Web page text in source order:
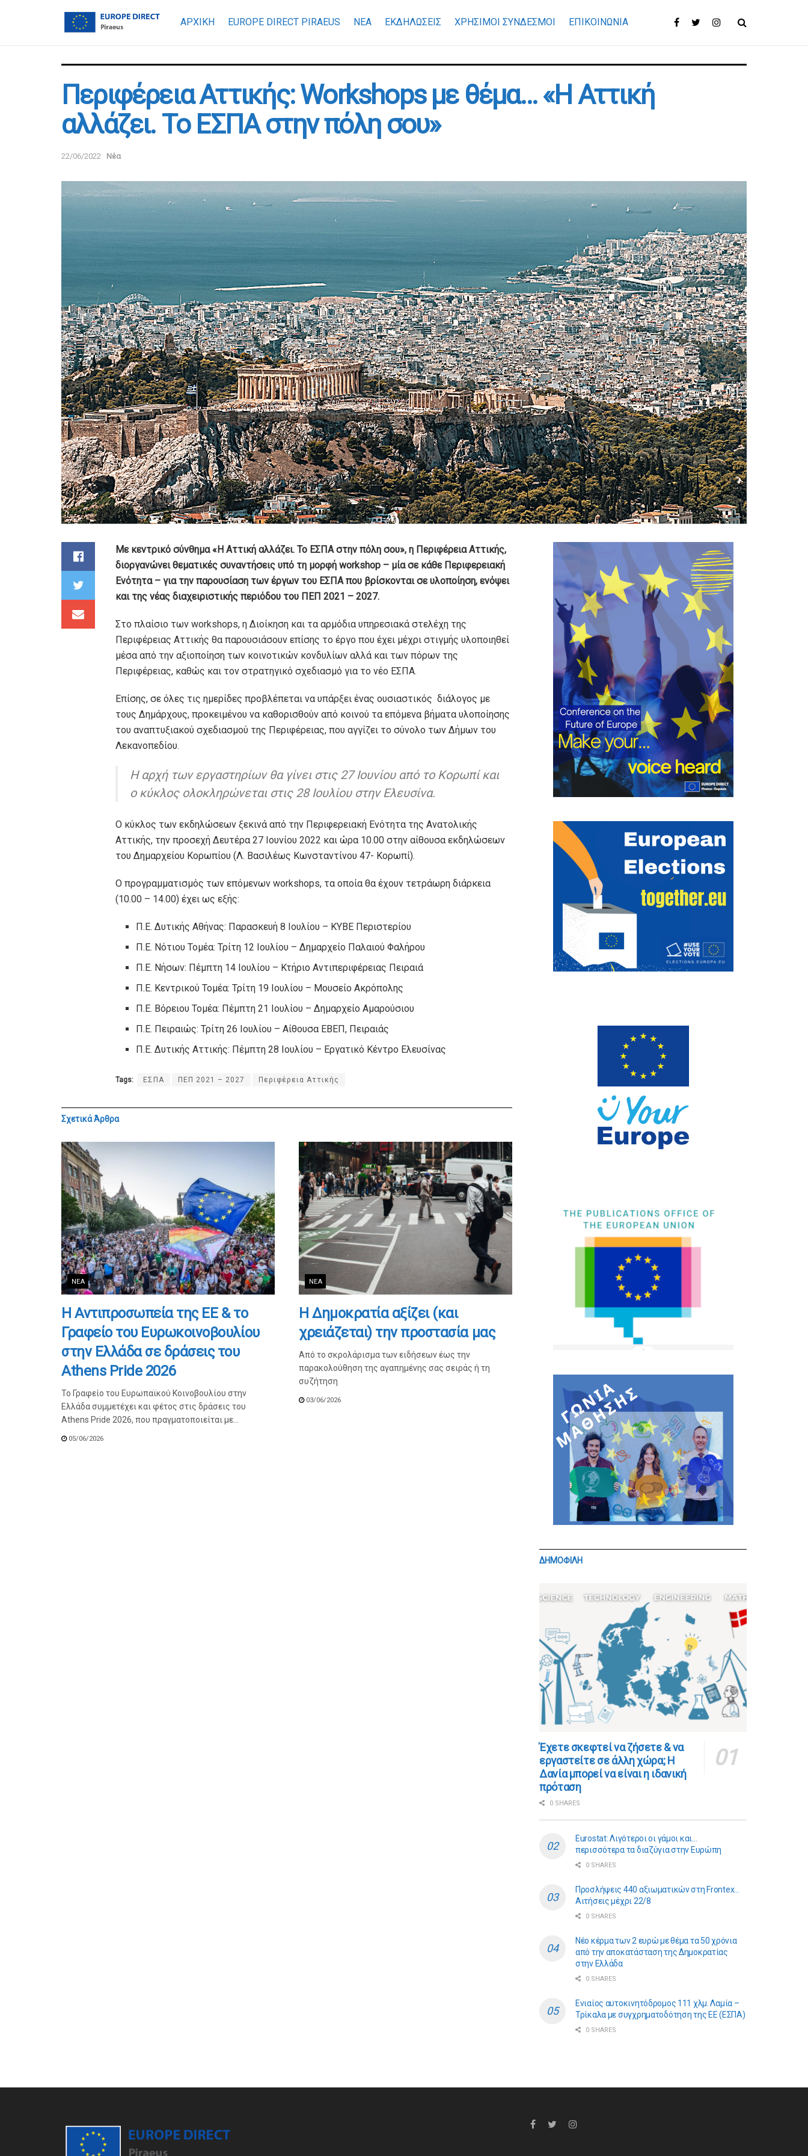
ΑΡΧΙΚΗ EUROPE DIRECT PIRAEUS ΝΕΑ ΕΚΔΗΛΩΣΕΙΣ ΧΡΉΣΙΜΟΙ ΣΎΝΔΕΣΜΟΙ ΕΠΙΚΟΙΝΩΝΊΑ
Περιφέρεια Αττικής: Workshops με θέμα… «Η Αττική
αλλάζει. Το ΕΣΠΑ στην πόλη σου»
22/06/2022 Νέα
Με κεντρικό σύνθημα «Η Αττική αλλάζει. Το ΕΣΠΑ στην πόλη σου», η Περιφέρεια Αττικής,
διοργανώνει θεματικές συναντήσεις υπό τη μορφή workshop – μία σε κάθε Περιφερειακή
Ενότητα – για την παρουσίαση των έργων του ΕΣΠΑ που βρίσκονται σε υλοποίηση, ενόψει
και της νέας διαχειριστικής περιόδου του ΠΕΠ 2021 – 2027.
Στο πλαίσιο των workshops, η Διοίκηση και τα αρμόδια υπηρεσιακά στελέχη της
Περιφέρειας Αττικής θα παρουσιάσουν επίσης το έργο που έχει μέχρι στιγμής υλοποιηθεί
μέσα από την αξιοποίηση των κοινοτικών κονδυλίων αλλά και των πόρων της
Περιφέρειας, καθώς και τον στρατηγικό σχεδιασμό για το νέο ΕΣΠΑ.
Επίσης, σε όλες τις ημερίδες προβλέπεται να υπάρξει ένας ουσιαστικός διάλογος με
τους Δημάρχους, προκειμένου να καθορισθούν από κοινού τα επόμενα βήματα υλοποίησης
του αναπτυξιακού σχεδιασμού της Περιφέρειας, που αγγίζει το σύνολο των Δήμων του
Λεκανοπεδίου.
H αρχή των εργαστηρίων θα γίνει στις 27 Ιουνίου από το Κορωπί και
ο κύκλος ολοκληρώνεται στις 28 Ιουλίου στην Ελευσίνα.
Ο κύκλος των εκδηλώσεων ξεκινά από την Περιφερειακή Ενότητα της Ανατολικής
Αττικής, την προσεχή Δευτέρα 27 Ιουνίου 2022 και ώρα 10.00 στην αίθουσα εκδηλώσεων
του Δημαρχείου Κορωπίου (Λ. Βασιλέως Κωνσταντίνου 47- Κορωπί).
Ο προγραμματισμός των επόμενων workshops, τα οποία θα έχουν τετράωρη διάρκεια
(10.00 – 14.00) έχει ως εξής:
Π.Ε. Δυτικής Αθήνας: Παρασκευή 8 Ιουλίου – ΚΥΒΕ Περιστερίου
Π.Ε. Νότιου Τομέα: Τρίτη 12 Ιουλίου – Δημαρχείο Παλαιού Φαλήρου
Π.Ε. Νήσων: Πέμπτη 14 Ιουλίου – Κτήριο Αντιπεριφέρειας Πειραιά
Π.Ε. Κεντρικού Τομέα: Τρίτη 19 Ιουλίου – Μουσείο Ακρόπολης
Π.Ε. Βόρειου Τομέα: Πέμπτη 21 Ιουλίου – Δημαρχείο Αμαρούσιου
Π.Ε. Πειραιώς: Τρίτη 26 Ιουλίου – Αίθουσα ΕΒΕΠ, Πειραιάς
Π.Ε. Δυτικής Αττικής: Πέμπτη 28 Ιουλίου – Εργατικό Κέντρο Ελευσίνας
Tags: ΕΣΠΑ ΠΕΠ 2021 – 2027 Περιφέρεια Αττικής
ΣχετικάΆρθρα
ΝΈΑ
Η Αντιπροσωπεία της ΕΕ & το
Γραφείο του Ευρωκοινοβουλίου
στην Ελλάδα σε δράσεις του
Athens Pride 2026
Το Γραφείο του Ευρωπαϊκού Κοινοβουλίου στην
Ελλάδα συμμετέχει και φέτος στις δράσεις του
Athens Pride 2026, που πραγματοποιείται με...
05/06/2026
ΝΈΑ
Η Δημοκρατία αξίζει (και
χρειάζεται) την προστασία μας
Από το σκρολάρισμα των ειδήσεων έως την
παρακολούθηση της αγαπημένης σας σειράς ή τη
συζήτηση
03/06/2026
ΔΗΜΟΦΙΛΗ
​​Έχετε σκεφτεί να ζήσετε & να
εργαστείτε σε άλλη χώρα; Η
Δανία μπορεί να είναι η ιδανική
πρόταση
0 SHARES
Eurostat: Λιγότεροι οι γάμοι και…
περισσότερα τα διαζύγια στην Ευρώπη
0 SHARES
Προσλήψεις 440 αξιωματικών στη Frontex…
Αιτήσεις μέχρι 22/8
0 SHARES
Νέο κέρμα των 2 ευρώ με θέμα τα 50 χρόνια
από την αποκατάσταση της Δημοκρατίας
στην Ελλάδα
0 SHARES
Ενιαίος αυτοκινητόδρομος 111 χλμ. Λαμία –
Τρίκαλα με συγχρηματοδότηση της ΕE (ΕΣΠΑ)
0 SHARES